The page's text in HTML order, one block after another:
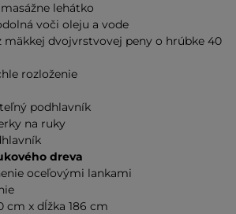
lehátko
voči oleju a vode
mäkkej dvojvrstvovej peny o hrúbke 40
rozloženie
podhlavník
na ruky
dreva
oceľovými lankami
cm x dĺžka 186 cm